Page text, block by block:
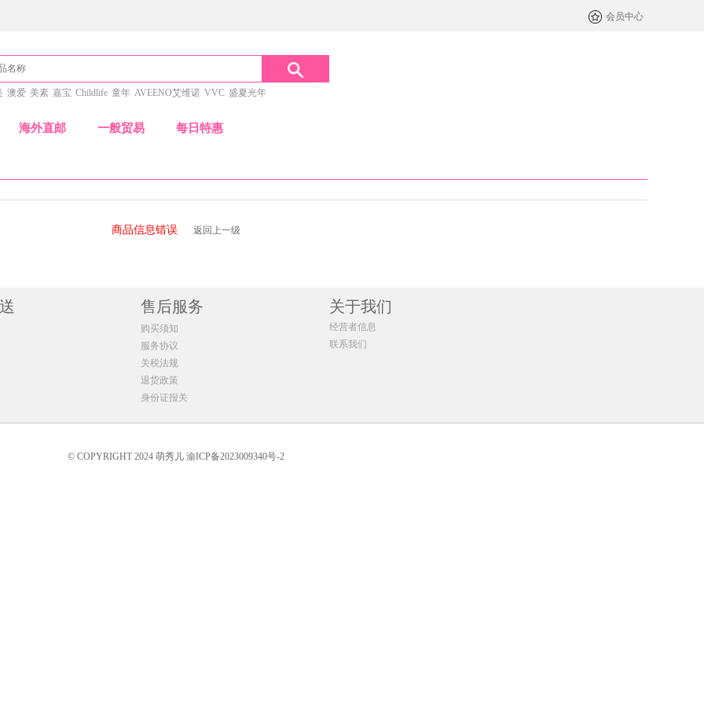
会员中心
澳爱 美素 嘉宝 Childlife 童年 AVEENO艾维诺 VVC 盛夏光年
海外直邮 一般贸易 每日特惠
商品信息错误 返回上一级
售后服务
购买须知
服务协议
关税法规
退货政策
身份证报关
关于我们
经营者信息
联系我们
© COPYRIGHT 2024 萌秀儿 渝ICP备2023009340号-2